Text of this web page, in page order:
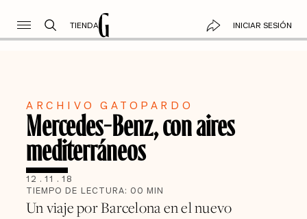
TIENDA INICIAR SESIÓN
ARCHIVO GATOPARDO
Mercedes-Benz, con aires
mediterráneos
12 . 11 . 18
TIEMPO DE LECTURA: 00 MIN
Un viaje por Barcelona en el nuevo